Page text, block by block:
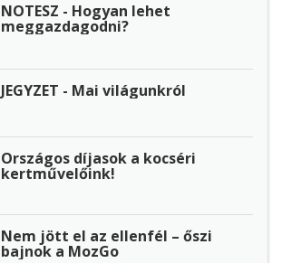
NOTESZ - Hogyan lehet
meggazdagodni?
JEGYZET - Mai világunkról
Országos díjasok a kocséri
kertművelőink!
Nem jött el az ellenfél – őszi
bajnok a MozGo